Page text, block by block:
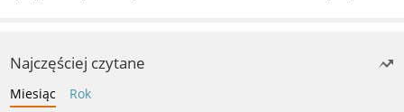
Najczęściej czytane
Miesiąc
Rok